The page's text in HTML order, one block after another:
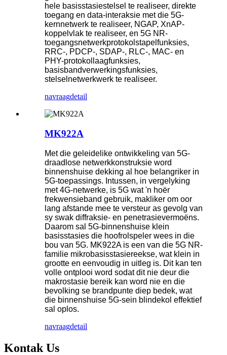
hele basisstasiestelsel te realiseer, direkte
toegang en data-interaksie met die 5G-
kernnetwerk te realiseer, NGAP, XnAP-
koppelvlak te realiseer, en 5G NR-
toegangsnetwerkprotokolstapelfunksies,
RRC-, PDCP-, SDAP-, RLC-, MAC- en
PHY-protokollaagfunksies,
basisbandverwerkingsfunksies,
stelselnetwerkwerk te realiseer.
navraagdetail
MK922A
Met die geleidelike ontwikkeling van 5G-
draadlose netwerkkonstruksie word
binnenshuise dekking al hoe belangriker in
5G-toepassings. Intussen, in vergelyking
met 4G-netwerke, is 5G wat 'n hoër
frekwensieband gebruik, makliker om oor
lang afstande mee te versteur as gevolg van
sy swak diffraksie- en penetrasievermoëns.
Daarom sal 5G-binnenshuise klein
basisstasies die hoofrolspeler wees in die
bou van 5G. MK922A is een van die 5G NR-
familie mikrobasisstasiereekse, wat klein in
grootte en eenvoudig in uitleg is. Dit kan ten
volle ontplooi word sodat dit nie deur die
makrostasie bereik kan word nie en die
bevolking se brandpunte diep bedek, wat
die binnenshuise 5G-sein blindekol effektief
sal oplos.
navraagdetail
Kontak Us